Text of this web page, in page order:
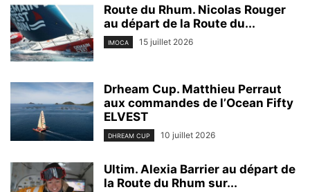
Route du Rhum. Nicolas Rouger
au départ de la Route du...
IMOCA 15 juillet 2026
Drheam Cup. Matthieu Perraut
aux commandes de l’Ocean Fifty
ELVEST
DHREAM CUP 10 juillet 2026
Ultim. Alexia Barrier au départ de
la Route du Rhum sur...